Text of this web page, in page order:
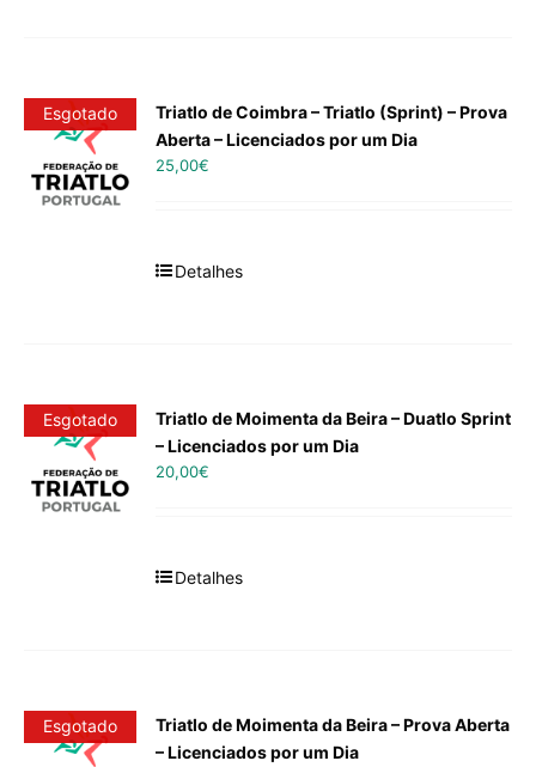
Esgotado
Triatlo de Coimbra – Triatlo (Sprint) – Prova
Aberta – Licenciados por um Dia
25,00€
Detalhes
Esgotado
Triatlo de Moimenta da Beira – Duatlo Sprint
– Licenciados por um Dia
20,00€
Detalhes
Esgotado
Triatlo de Moimenta da Beira – Prova Aberta
– Licenciados por um Dia